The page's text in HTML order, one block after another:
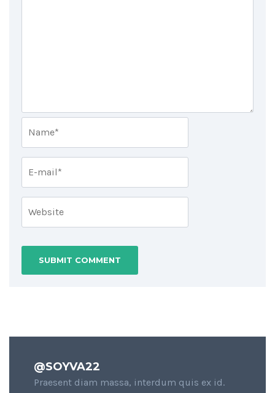
@SOYVA22
Praesent diam massa, interdum quis ex id.